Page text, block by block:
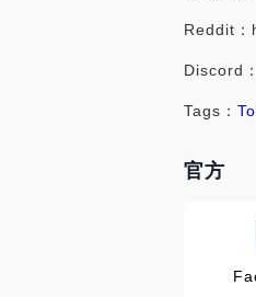
Reddit
Discord
Tags：
官方